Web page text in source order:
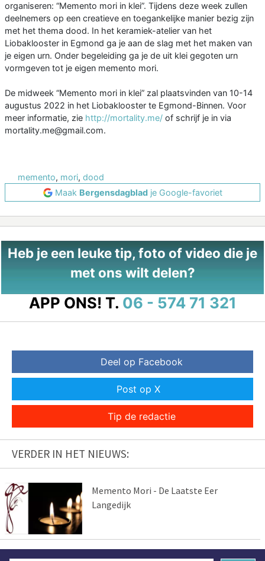
organiseren: “Memento mori in klei”. Tijdens deze week zullen
deelnemers op een creatieve en toegankelijke manier bezig zijn
met het thema dood. In het keramiek-atelier van het
Liobaklooster in Egmond ga je aan de slag met het maken van
je eigen urn. Onder begeleiding ga je de uit klei gegoten urn
vormgeven tot je eigen memento mori.
De midweek “Memento mori in klei” zal plaatsvinden van 10-14
augustus 2022 in het Liobaklooster te Egmond-Binnen. Voor
meer informatie, zie http://mortality.me/ of schrijf je in via
mortality.me@gmail.com.
memento, mori, dood
Maak Bergensdagbladje Google-favoriet
Heb je een leuke tip, foto of video die je
met ons wilt delen?
APP ONS! T. 06 - 574 71 321
Deel op Facebook
Post op X
Tip de redactie
VERDER IN HET NIEUWS:
Memento Mori - De Laatste Eer
Langedijk